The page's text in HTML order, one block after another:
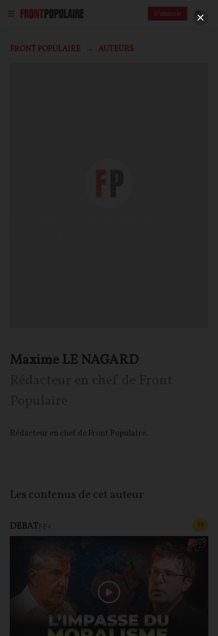
S'abonner
FRONT POPULAIRE AUTEURS
Maxime LE NAGARD
Rédacteur en chef de Front Populaire.
Les contenus de cet auteur
DEBATFP+ FP